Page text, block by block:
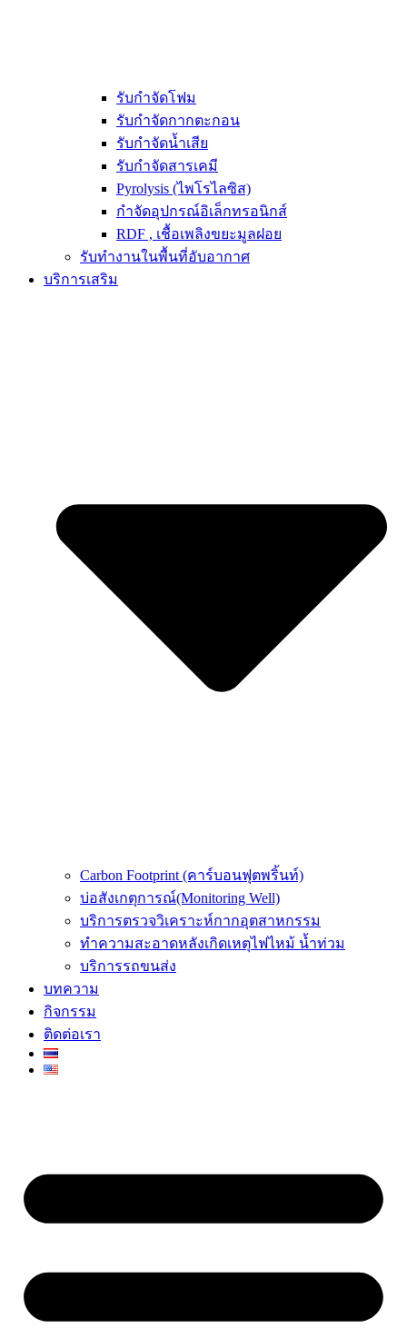
รับกำจัดโฟม
รับกำจัดกากตะกอน
รับกำจัดน้ำเสีย
รับกำจัดสารเคมี
Pyrolysis (ไพโรไลซิส)
กำจัดอุปกรณ์อิเล็กทรอนิกส์
RDF , เชื้อเพลิงขยะมูลฝอย
รับทำงานในพื้นที่อับอากาศ
บริการเสริม
Carbon Footprint (คาร์บอนฟุตพริ้นท์)
บ่อสังเกตุการณ์(Monitoring Well)
บริการตรวจวิเคราะห์กากอุตสาหกรรม
ทำความสะอาดหลังเกิดเหตุไฟไหม้ น้ำท่วม
บริการรถขนส่ง
บทความ
กิจกรรม
ติดต่อเรา